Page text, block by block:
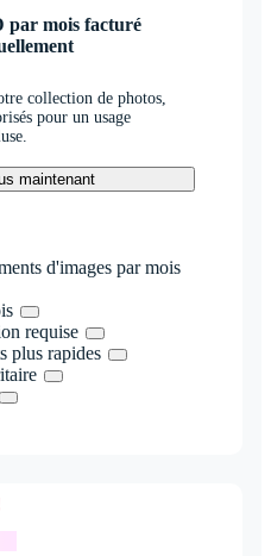
par mois facturé
collection de photos,
pour un usage
maintenant
d'images par mois
requise
plus rapides